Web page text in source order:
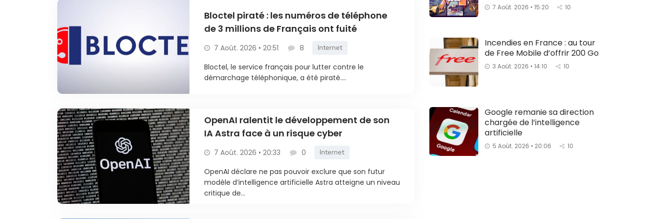
Bloctel piraté : les numéros de téléphone
de 3 millions de Français ont fuité
7 Août. 2026 • 20:51 8 Internet
Bloctel, le service français pour lutter contre le
démarchage téléphonique, a été piraté....
OpenAI ralentit le développement de son
IA Astra face à un risque cyber
7 Août. 2026 • 20:33 0 Internet
OpenAI déclare ne pas pouvoir exclure que son futur
modèle d’intelligence artificielle Astra atteigne un niveau
critique de...
7 Août. 2026 • 15:20 10
Incendies en France : au tour
de Free Mobile d’offrir 200 Go
3 Août. 2026 • 14:10 10
Google remanie sa direction
chargée de l’intelligence
artificielle
5 Août. 2026 • 20:06 10